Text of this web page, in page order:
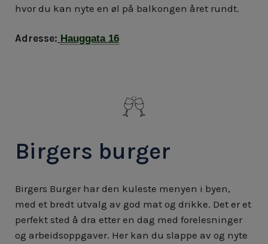
hvor du kan nyte en øl på balkongen året rundt.
Adresse: Hauggata 16
Birgers burger
Birgers Burger har den kuleste menyen i byen,
med et bredt utvalg av god mat og drikke. Det er et
perfekt sted å dra etter en dag med forelesninger
og arbeidsoppgaver. Her kan du slappe av og nyte